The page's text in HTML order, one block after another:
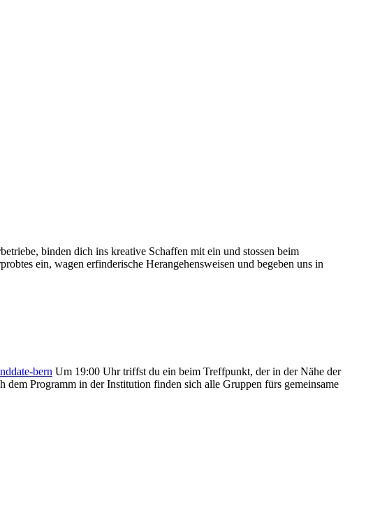
binden dich ins kreative Schaffen mit ein und stossen beim
ein, wagen erfinderische Herangehensweisen und begeben uns in
bern Um 19:00 Uhr triffst du ein beim Treffpunkt, der in der Nähe der
Programm in der Institution finden sich alle Gruppen fürs gemeinsame